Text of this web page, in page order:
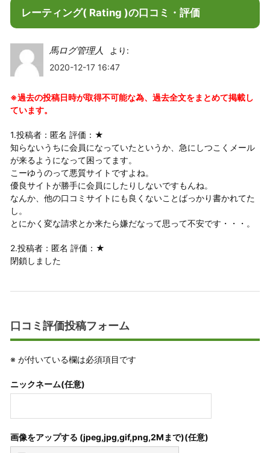
レーティング( Rating )の口コミ・評価
馬ログ管理人
より:
2020-12-17 16:47
※過去の投稿日時が取得不可能な為、過去全文をまとめて掲載し
ています。
1.投稿者：匿名 評価：★
知らないうちに会員になっていたというか、急にしつこくメール
が来るようになって困ってます。
こーゆうのって悪質サイトですよね。
優良サイトが勝手に会員にしたりしないですもんね。
なんか、他の口コミサイトにも良くないことばっかり書かれてた
し。
とにかく変な請求とか来たら嫌だなって思って不安です・・・。
2.投稿者：匿名 評価：★
閉鎖しました
口コミ評価投稿フォーム
※ が付いている欄は必須項目です
ニックネーム(任意)
画像をアップする (jpeg,jpg,gif,png,2Mまで)